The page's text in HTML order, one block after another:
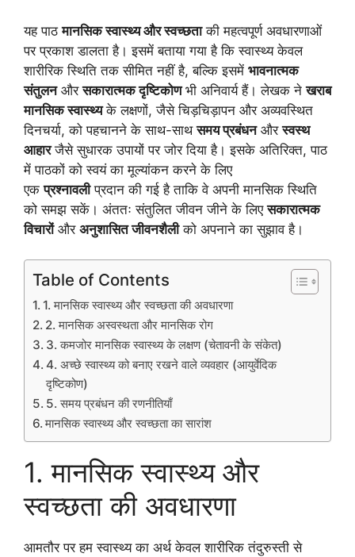
यह पाठमानसिक स्वास्थ्य और स्वच्छताकी महत्वपूर्ण अवधारणाओं
पर प्रकाश डालता है। इसमें बताया गया है कि स्वास्थ्य केवल
शारीरिक स्थिति तक सीमित नहीं है, बल्कि इसमें भावनात्मक
संतुलनऔरसकारात्मक दृष्टिकोणभी अनिवार्य हैं। लेखक नेखराब
मानसिक स्वास्थ्यके लक्षणों, जैसे चिड़चिड़ापन और अव्यवस्थित
दिनचर्या, को पहचानने के साथ-साथसमय प्रबंधनऔरस्वस्थ
आहारजैसे सुधारक उपायों पर जोर दिया है। इसके अतिरिक्त, पाठ
में पाठकों को स्वयं का मूल्यांकन करने के लिए
एकप्रश्नावलीप्रदान की गई है ताकि वे अपनी मानसिक स्थिति
को समझ सकें। अंततः संतुलित जीवन जीने के लिएसकारात्मक
विचारोंऔर अनुशासित जीवनशैलीको अपनाने का सुझाव है।
Table of Contents
1. मानसिक स्वास्थ्य और स्वच्छता की अवधारणा
2. मानसिक अस्वस्थता और मानसिक रोग
3. कमजोर मानसिक स्वास्थ्य के लक्षण (चेतावनी के संकेत)
4. अच्छे स्वास्थ्य को बनाए रखने वाले व्यवहार (आयुर्वेदिक
दृष्टिकोण)
5. समय प्रबंधन की रणनीतियाँ
मानसिक स्वास्थ्य और स्वच्छता का सारांश
1. मानसिक स्वास्थ्य और
स्वच्छता की अवधारणा
आमतौर पर हम स्वास्थ्य का अर्थ केवल शारीरिक तंदुरुस्ती से